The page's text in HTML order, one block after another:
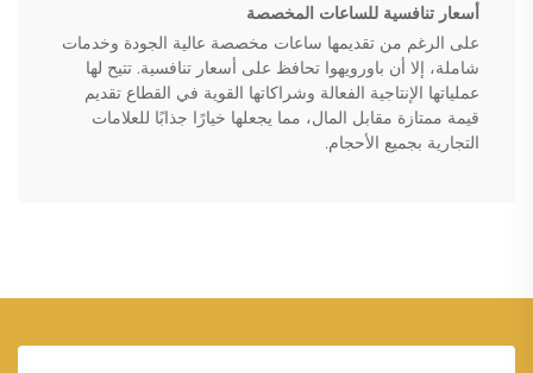
أسعار تنافسية للساعات المخصصة
على الرغم من تقديمها ساعات مخصصة عالية الجودة وخدمات
شاملة، إلا أن باورويهوا تحافظ على أسعار تنافسية. تتيح لها
عملياتها الإنتاجية الفعالة وشراكاتها القوية في القطاع تقديم
قيمة ممتازة مقابل المال، مما يجعلها خيارًا جذابًا للعلامات
التجارية بجميع الأحجام.